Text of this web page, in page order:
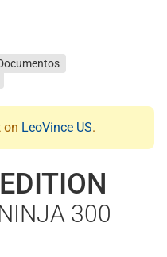
on LeoVince US.
300